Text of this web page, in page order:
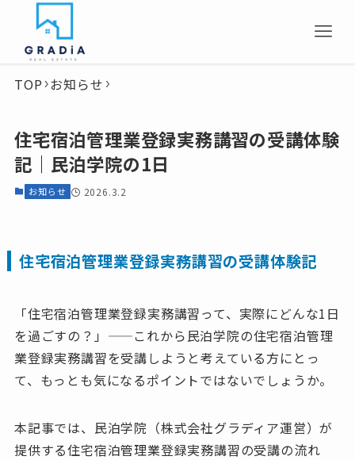
TOP お知らせ
住宅宿泊管理業登録実務講習の受講体験
記｜民泊学院の1日
お知らせ 2026.3.2
住宅宿泊管理業登録実務講習の受講体験記
「住宅宿泊管理業登録実務講習って、実際にどんな1日
を過ごすの？」——これから民泊学院の住宅宿泊管理
業登録実務講習を受講しようと考えている方にとっ
て、もっとも気になるポイントではないでしょうか。
本記事では、民泊学院（株式会社グラディア運営）が
提供する住宅宿泊管理業登録実務講習の受講の流れ